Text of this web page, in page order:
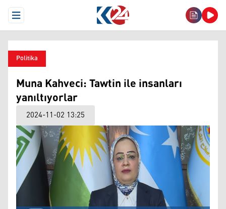
Open Menu
Politika
Muna Kahveci: Tawtin ile insanları
yanıltıyorlar
2024-11-02 13:25